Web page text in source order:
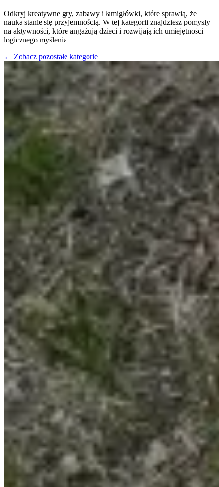
Odkryj kreatywne gry, zabawy i łamigłówki, które sprawią, że
nauka stanie się przyjemnością. W tej kategorii znajdziesz pomysły
na aktywności, które angażują dzieci i rozwijają ich umiejętności
logicznego myślenia.
← Zobacz pozostałe kategorie